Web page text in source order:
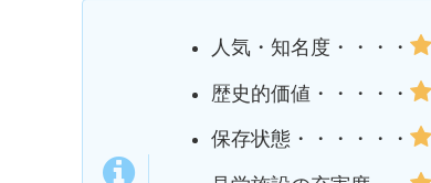
人気・知名度・・・・
歴史的価値・・・・・
保存状態・・・・・・